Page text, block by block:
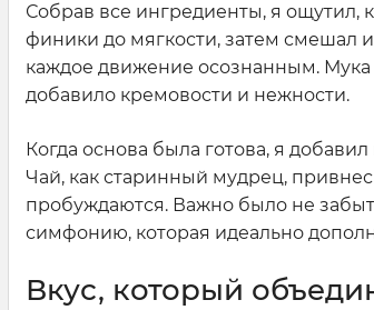
Собрав все ингредиенты, я ощутил,
финики до мягкости, затем смешал
каждое движение осознанным. Мука
добавило кремовости и нежности.
Когда основа была готова, я
Чай, как старинный мудрец,
пробуждаются. Важно было не
симфонию, которая идеально
Вкус, который